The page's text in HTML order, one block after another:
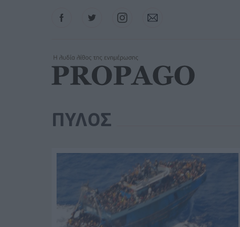
FacebookTwitter InstagramContact
ΠΥΛΟΣ